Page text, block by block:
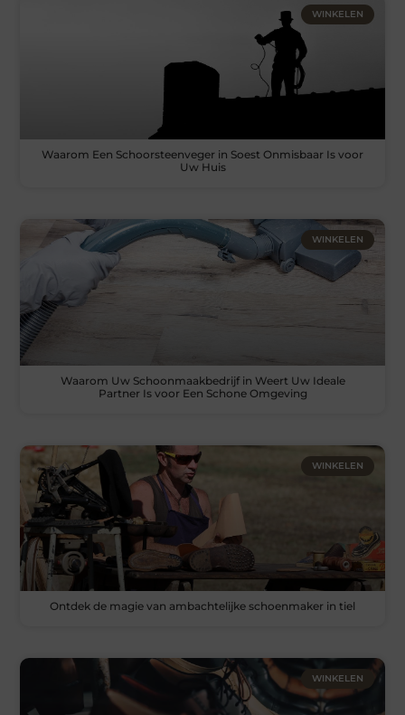
WINKELEN
Waarom Een Schoorsteenveger in Soest Onmisbaar Is voor
Uw Huis
WINKELEN
Waarom Uw Schoonmaakbedrijf in Weert Uw Ideale
Partner Is voor Een Schone Omgeving
WINKELEN
Ontdek de magie van ambachtelijke schoenmaker in tiel
WINKELEN